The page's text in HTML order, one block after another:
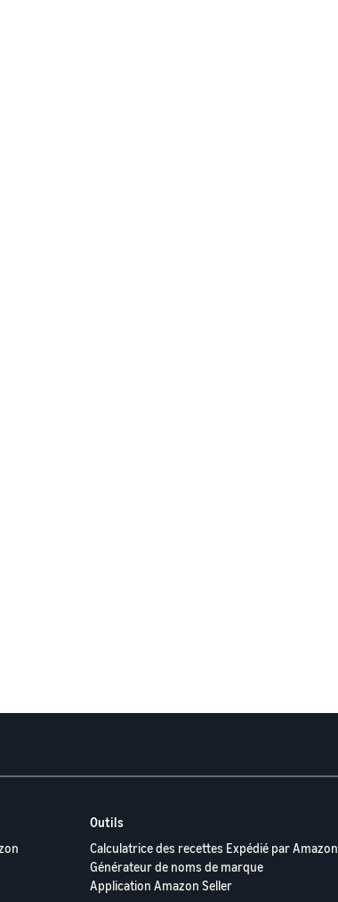
Outils
Calculatrice des recettes Expédié par Amazon
Générateur de noms de marque
Application Amazon Seller